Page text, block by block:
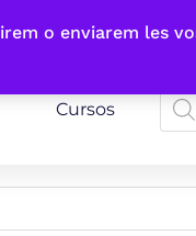
o enviarem les
Cursos